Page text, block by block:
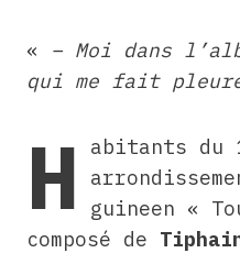
« – Moi dans
qui me fait
H
abitants du
guineen «
composé de